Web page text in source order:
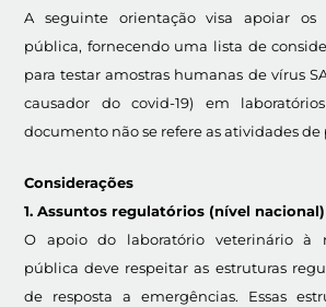
A seguinte orientação visa apoiar os
pública, fornecendo uma lista de
para testar amostras humanas de vírus
causador do covid-19) em
documento não se refere as atividades de
Considerações
1. Assuntos regulatórios (nível nacional)
O apoio do laboratório veterinário à
pública deve respeitar as estruturas
de resposta a emergências. Essas